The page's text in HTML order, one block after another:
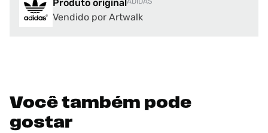
Produto original
Vendido por Artwalk
Você também pode
gostar